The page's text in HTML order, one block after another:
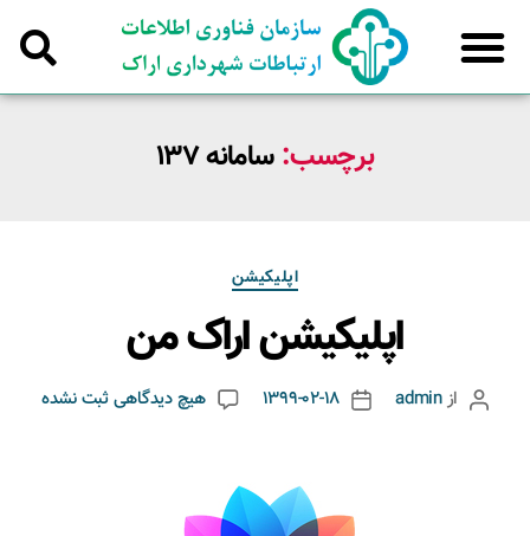
برچسب:سامانه 137
اپلیکیشن
اپلیکیشن اراک من
ازadmin
1399-02-18 هیچ دیدگاهیثبت نشده